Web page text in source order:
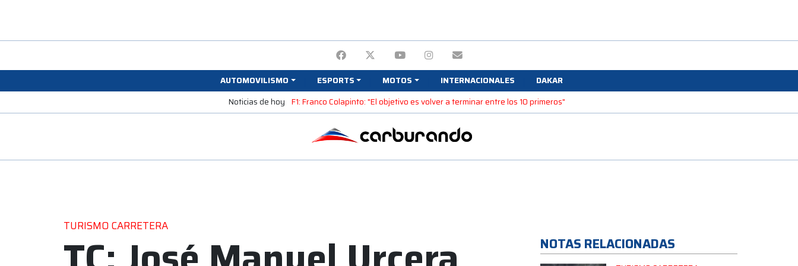
AUTOMOVILISMO ESPORTS MOTOS INTERNACIONALES
DAKAR
Noticias de hoy F1: Franco Colapinto: "El objetivo es volver a terminar entre los 10 primeros"
TURISMO CARRETERA
NOTAS RELACIONADAS